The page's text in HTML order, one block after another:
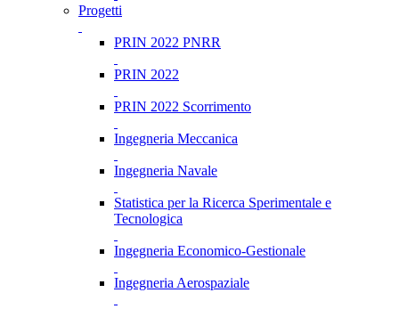
Progetti
PRIN 2022 PNRR
PRIN 2022
PRIN 2022 Scorrimento
Ingegneria Meccanica
Ingegneria Navale
Statistica per la Ricerca Sperimentale e
Tecnologica
Ingegneria Economico-Gestionale
Ingegneria Aerospaziale